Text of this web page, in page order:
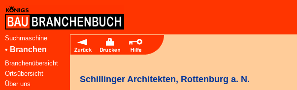
Suchmaschine
• Branchen
Branchenübersicht
Ortsübersicht
Über uns
Schillinger Architekten, Rottenburg a. N.